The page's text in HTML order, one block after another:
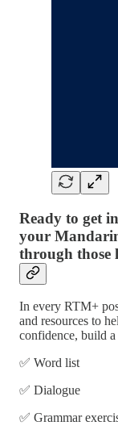
Ready to get
your
through those
In every RTM+
and resources to
confidence, build
✅ Word list
✅ Dialogue
✅ Grammar